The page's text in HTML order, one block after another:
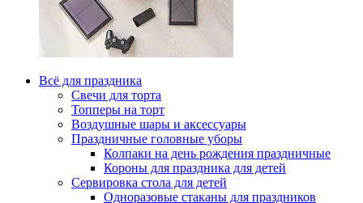
Всё для праздника
Свечи для торта
Топперы на торт
Воздушные шары и аксессуары
Праздничные головные уборы
Колпаки на день рождения праздничные
Короны для праздника для детей
Сервировка стола для детей
Одноразовые стаканы для праздников